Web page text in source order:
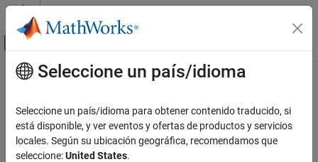
Saltar al contenido
Mostrar/ocultar menú de navegación
Inicio de Documentación
ThingSpeak
Configurar cuentas y canales
Contenido principal
Esta página se ha traducido mediante traducción automática.
List Channels
Seleccione un país/idioma
Seleccione un país/idioma para obtener contenido traducido, si
está disponible, y ver eventos y ofertas de productos y servicios
locales. Según su ubicación geográfica, recomendamos que
seleccione:United States.